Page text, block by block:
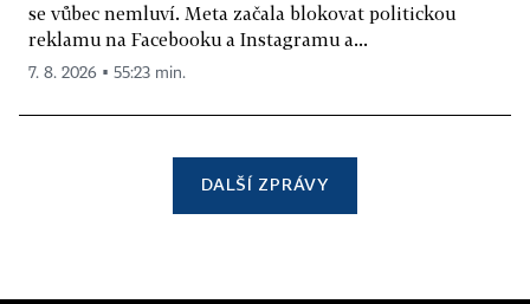
se vůbec nemluví. Meta začala blokovat politickou
reklamu na Facebooku a Instagramu a...
7. 8. 2026 ▪ 55:23 min.
DALŠÍ ZPRÁVY